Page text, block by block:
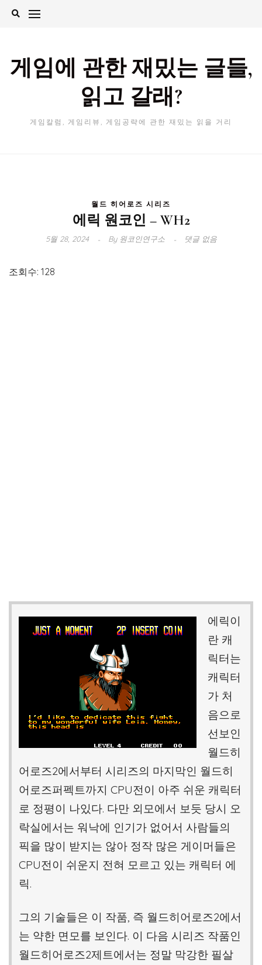
Skip
게임에 관한 재밌는 글들,
읽고 갈래?
게임칼럼, 게임리뷰, 게임공략에 관한 재밌는 읽을 거리
월드 히어로즈 시리즈
에릭 원코인 – WH2
5월 28, 2024 By원코인연구소 댓글 없음
조회수: 128
에릭이
란 캐
릭터는
캐릭터
가 처
음으로
선보인
월드히
어로즈2에서부터 시리즈의 마지막인 월드히
어로즈퍼펙트까지 CPU전이 아주 쉬운 캐릭터
로 정평이 나있다. 다만 외모에서 보듯 당시 오
락실에서는 워낙에 인기가 없어서 사람들의
픽을 많이 받지는 않아 정작 많은 게이머들은
CPU전이 쉬운지 전혀 모르고 있는 캐릭터 에
릭.
그의 기술들은 이 작품, 즉 월드히어로즈2에서
는 약한 면모를 보인다. 이 다음 시리즈 작품인
월드히어로즈2제트에서는 정말 막강한 필살